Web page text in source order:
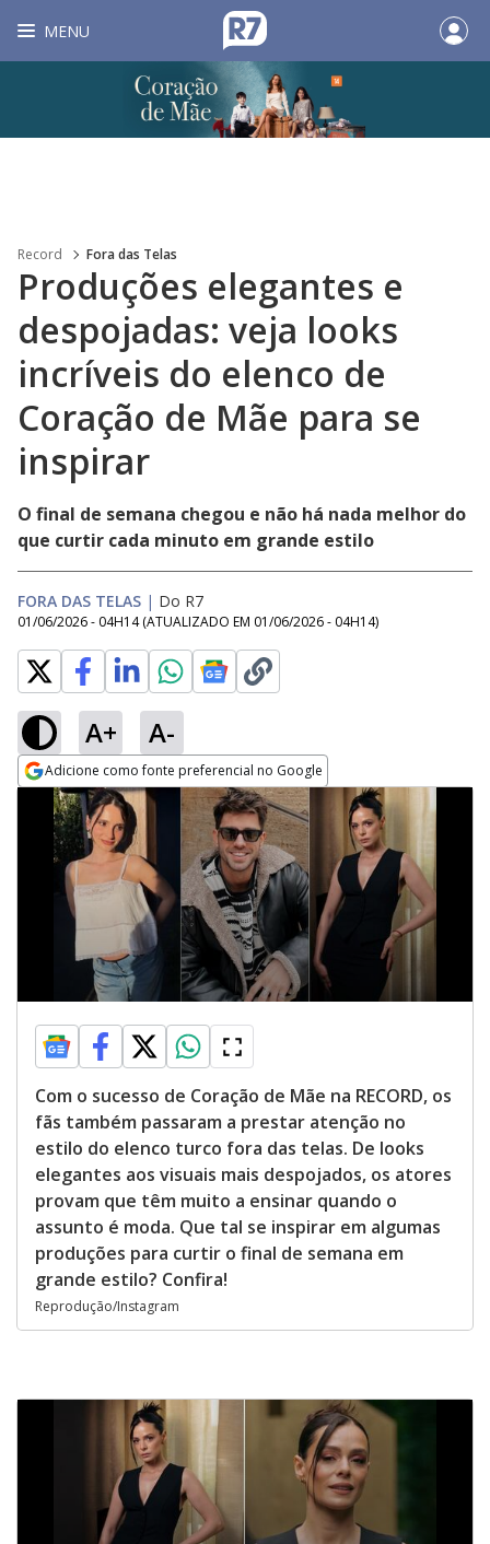
MENU
Record Fora das Telas
Produções elegantes e
despojadas: veja looks
incríveis do elenco de
Coração de Mãe para se
inspirar
O final de semana chegou e não há nada melhor do
que curtir cada minuto em grande estilo
FORA DAS TELAS | Do R7
01/06/2026 - 04H14 (ATUALIZADO EM 01/06/2026 - 04H14)
A+ A-
Adicione como fonte preferencial no Google
Opens in new window
Com o sucesso de Coração de Mãe na RECORD, os
fãs também passaram a prestar atenção no
estilo do elenco turco fora das telas. De looks
elegantes aos visuais mais despojados, os atores
provam que têm muito a ensinar quando o
assunto é moda. Que tal se inspirar em algumas
produções para curtir o final de semana em
grande estilo? Confira!
Reprodução/Instagram